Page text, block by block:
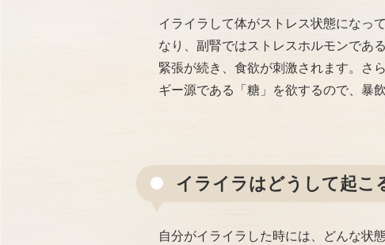
イライラして体がストレス状態になっ
なり、副腎ではストレスホルモンであ
緊張が続き、食欲が刺激されます。さ
ギー源である「糖」を欲するので、暴
イライラはどうして起こ
自分がイライラした時には、どんな状